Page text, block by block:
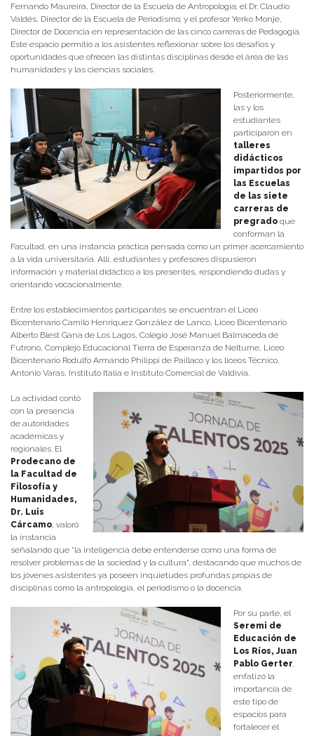
Fernando Maureira, Director de la Escuela de Antropología; el Dr. Claudio
Valdés, Director de la Escuela de Periodismo; y el profesor Yerko Monje,
Director de Docencia en representación de las cinco carreras de Pedagogía.
Este espacio permitió a los asistentes reflexionar sobre los desafíos y
oportunidades que ofrecen las distintas disciplinas desde el área de las
humanidades y las ciencias sociales.
Posteriormente,
las y los
estudiantes
participaron en
talleres
didácticos
impartidos por
las Escuelas
de las siete
carreras de
pregrado que
conforman la
Facultad, en una instancia práctica pensada como un primer acercamiento
a la vida universitaria. Allí, estudiantes y profesores dispusieron
información y material didáctico a los presentes, respondiendo dudas y
orientando vocacionalmente.
Entre los establecimientos participantes se encuentran el Liceo
Bicentenario Camilo Henríquez González de Lanco, Liceo Bicentenario
Alberto Blest Gana de Los Lagos, Colegio José Manuel Balmaceda de
Futrono, Complejo Educacional Tierra de Esperanza de Neltume, Liceo
Bicentenario Rodulfo Armando Philippi de Paillaco y los liceos Técnico,
Antonio Varas, Instituto Italia e Instituto Comercial de Valdivia.
La actividad contó
con la presencia
de autoridades
académicas y
regionales. El
Prodecano de
la Facultad de
Filosofía y
Humanidades,
Dr. Luis
Cárcamo, valoró
la instancia
señalando que “la inteligencia debe entenderse como una forma de
resolver problemas de la sociedad y la cultura”, destacando que muchos de
los jóvenes asistentes ya poseen inquietudes profundas propias de
disciplinas como la antropología, el periodismo o la docencia.
Por su parte, el
Seremi de
Educación de
Los Ríos, Juan
Pablo Gerter,
enfatizó la
importancia de
este tipo de
espacios para
fortalecer el